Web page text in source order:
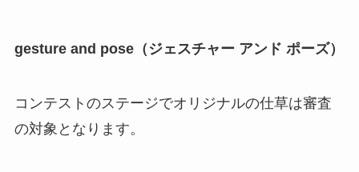
gesture and pose（ジェスチャー アンド ポーズ）
コンテストのステージでオリジナルの仕草は審査
の対象となります。